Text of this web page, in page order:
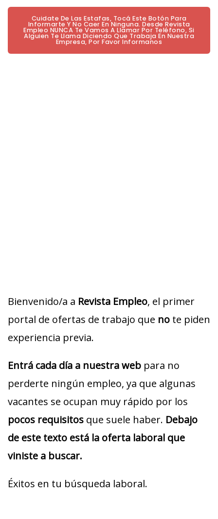
Cuidate De Las Estafas, Tocá Este Botón Para
Informarte Y No Caer En Ninguna. Desde Revista
Empleo NUNCA Te Vamos A Llamar Por Teléfono, Si
Alguien Te Llama Diciendo Que Trabaja En Nuestra
Empresa, Por Favor Informanos
Bienvenido/a a Revista Empleo, el primer
portal de ofertas de trabajo que no te piden
experiencia previa.
Entrá cada día a nuestra web para no
perderte ningún empleo, ya que algunas
vacantes se ocupan muy rápido por los
pocos requisitos que suele haber. Debajo
de este texto está la oferta laboral que
viniste a buscar.
Éxitos en tu búsqueda laboral.